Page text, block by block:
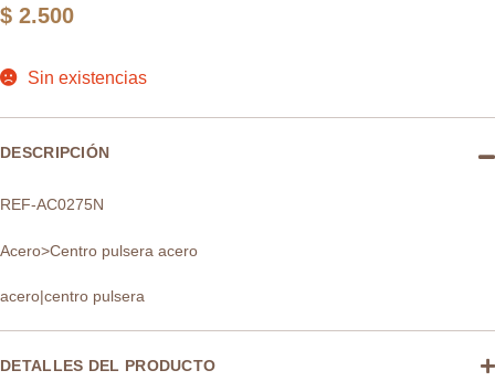
$ 2.500
Sin existencias
DESCRIPCIÓN
REF-AC0275N
Acero>Centro pulsera acero
acero|centro pulsera
DETALLES DEL PRODUCTO